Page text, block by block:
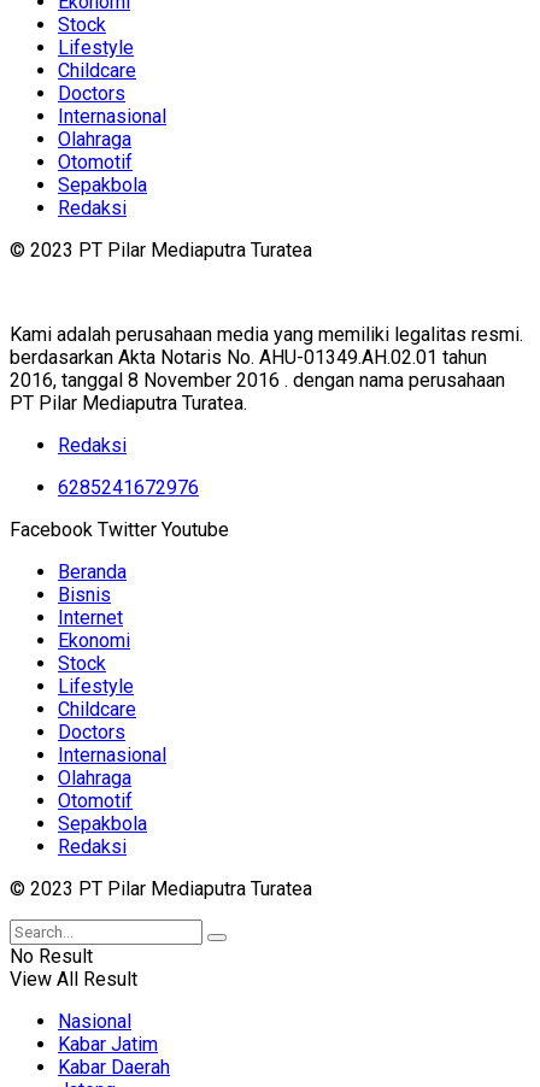
Stock
Lifestyle
Childcare
Doctors
Internasional
Olahraga
Otomotif
Sepakbola
Redaksi
© 2023 PT Pilar Mediaputra Turatea
Kami adalah perusahaan media yang memiliki legalitas resmi.
berdasarkan Akta Notaris No. AHU-01349.AH.02.01 tahun
2016, tanggal 8 November 2016 . dengan nama perusahaan
PT Pilar Mediaputra Turatea.
Redaksi
6285241672976
Facebook Twitter Youtube
Beranda
Bisnis
Internet
Ekonomi
Stock
Lifestyle
Childcare
Doctors
Internasional
Olahraga
Otomotif
Sepakbola
Redaksi
© 2023 PT Pilar Mediaputra Turatea
No Result
View All Result
Nasional
Kabar Jatim
Kabar Daerah